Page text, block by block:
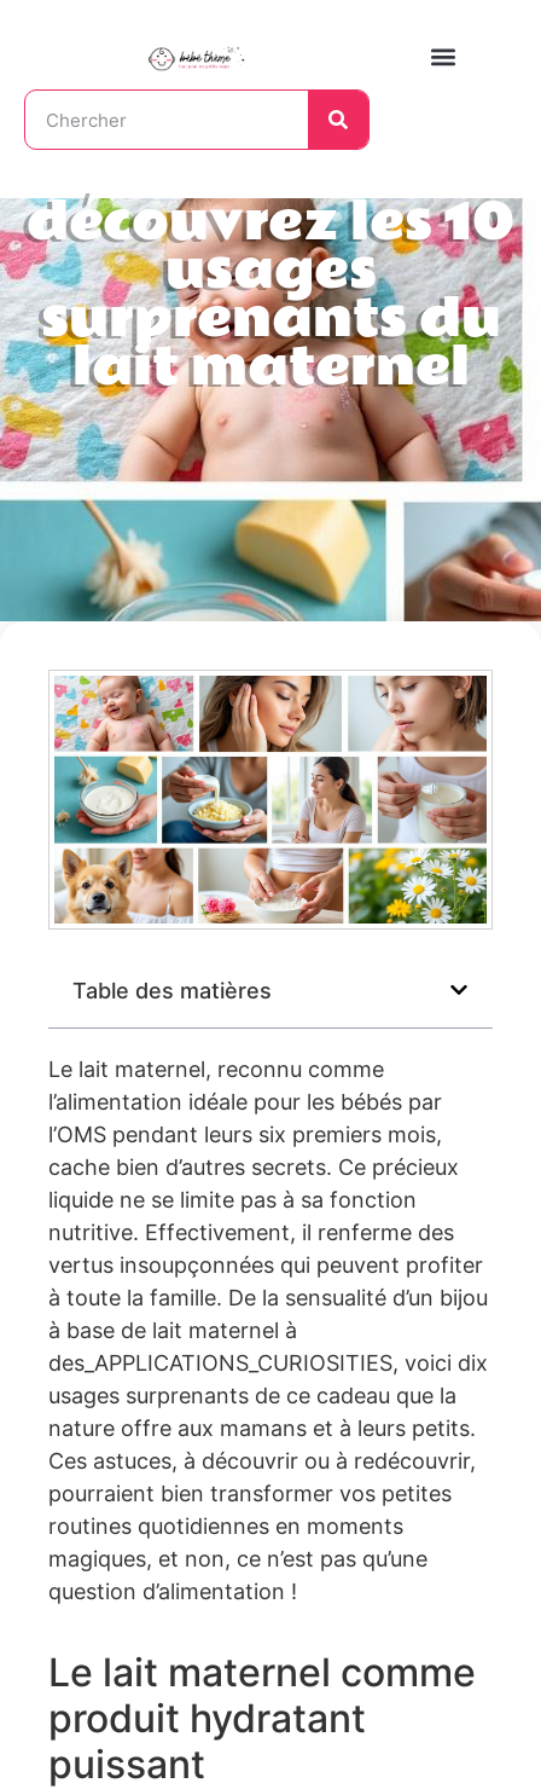
découvrez les 10
usages
surprenants du
lait maternel
Table des matières
Le lait maternel, reconnu comme
l’alimentation idéale pour les bébés par
l’OMS pendant leurs six premiers mois,
cache bien d’autres secrets. Ce précieux
liquide ne se limite pas à sa fonction
nutritive. Effectivement, il renferme des
vertus insoupçonnées qui peuvent profiter
à toute la famille. De la sensualité d’un bijou
à base de lait maternel à
des_APPLICATIONS_CURIOSITIES, voici dix
usages surprenants de ce cadeau que la
nature offre aux mamans et à leurs petits.
Ces astuces, à découvrir ou à redécouvrir,
pourraient bien transformer vos petites
routines quotidiennes en moments
magiques, et non, ce n’est pas qu’une
question d’alimentation !
Le lait maternel comme
produit hydratant
puissant